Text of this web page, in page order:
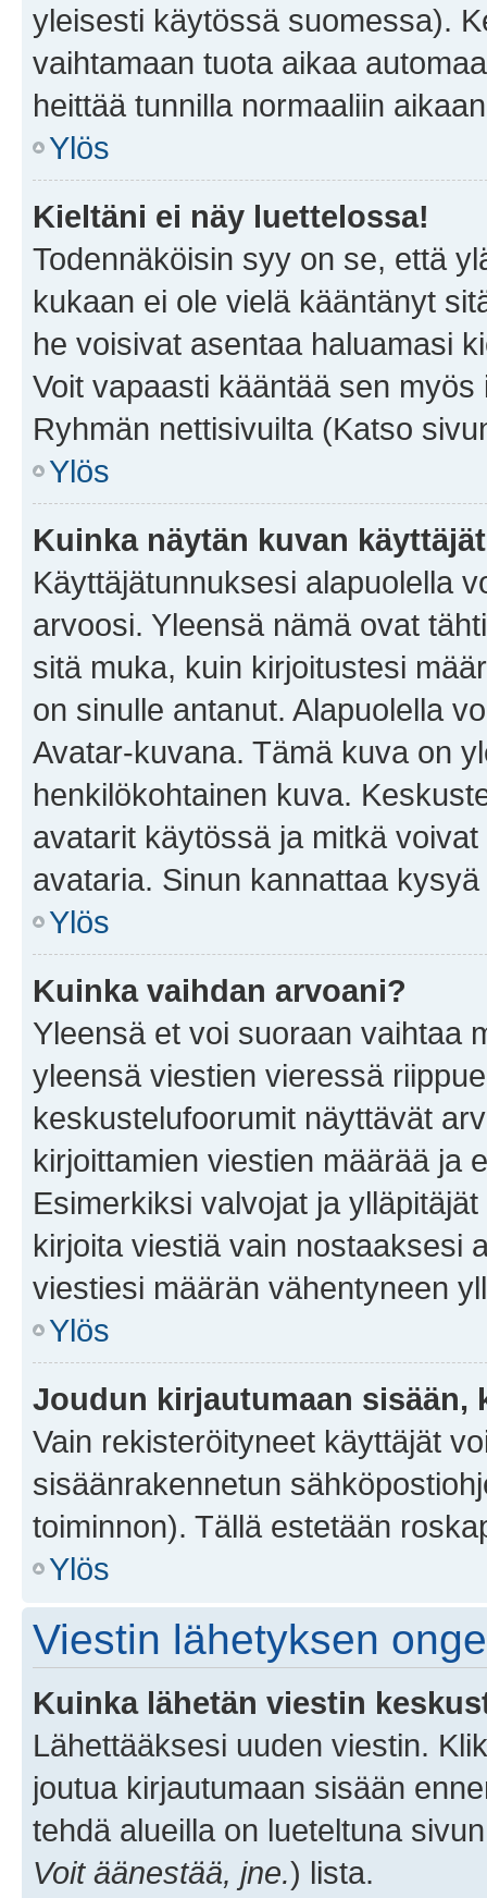
yleisesti käytössä suomessa).
vaihtamaan tuota aikaa
heittää tunnilla normaaliin
Ylös
Kieltäni ei näy luettelossa!
Todennäköisin syy on se, että
kukaan ei ole vielä kääntänyt
he voisivat asentaa haluamasi
Voit vapaasti kääntää sen
Ryhmän nettisivuilta (Katso
Ylös
Kuinka näytän kuvan
Käyttäjätunnuksesi alapuolella
arvoosi. Yleensä nämä ovat
sitä muka, kuin kirjoitustesi
on sinulle antanut. Alapuolella
Avatar-kuvana. Tämä kuva on
henkilökohtainen kuva.
avatarit käytössä ja mitkä
avataria. Sinun kannattaa
Ylös
Kuinka vaihdan arvoani?
Yleensä et voi suoraan vaihtaa
yleensä viestien vieressä
keskustelufoorumit näyttävät
kirjoittamien viestien määrää ja
Esimerkiksi valvojat ja
kirjoita viestiä vain nostaaksesi
viestiesi määrän vähentyneen
Ylös
Joudun kirjautumaan sisään,
Vain rekisteröityneet käyttäjät
sisäänrakennetun
toiminnon). Tällä estetään
Ylös
Viestin lähetyksen
Kuinka lähetän viestin
Lähettääksesi uuden viestin.
joutua kirjautumaan sisään
tehdä alueilla on lueteltuna
Voit äänestää, jne.) lista.